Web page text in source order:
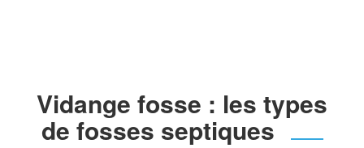
Vidange fosse : les types
de fosses septiques